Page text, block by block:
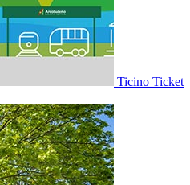
Ticino Ticket